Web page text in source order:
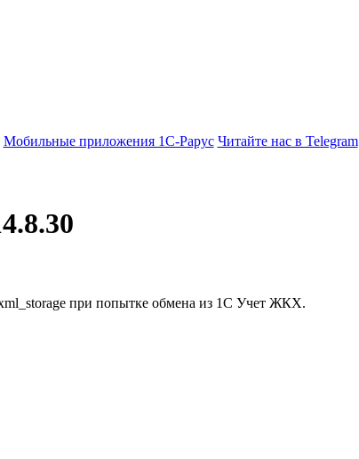
Мобильные приложения 1С-Рарус Читайте нас в Telegram
при попытке обмена из 1С Учет ЖКХ.